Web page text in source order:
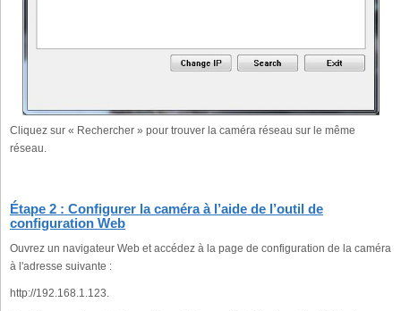
Cliquez sur « Rechercher » pour trouver la caméra réseau sur le même
réseau.
Étape 2 : Configurer la caméra à l’aide de l’outil de
configuration Web
Ouvrez un navigateur Web et accédez à la page de configuration de la caméra
à l'adresse suivante :
http://192.168.1.123.